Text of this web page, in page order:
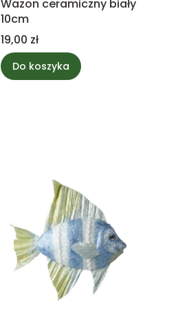
Wazon ceramiczny biały
10cm
Cena
19,00 zł
Do koszyka